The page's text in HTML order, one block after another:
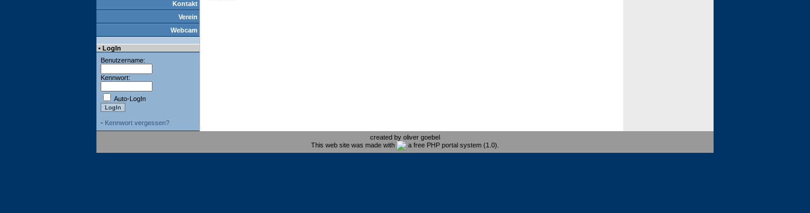
Kontakt
Verein
Webcam
• LogIn
Benutzername:
Kennwort:
Auto-LogIn
- Kennwort vergessen?
created by oliver goebel
This web site was made with
a free PHP portal system (1.0).